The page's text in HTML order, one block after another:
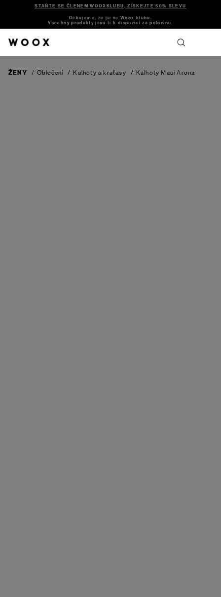
STAŇTE SE ČLENEM WOOXKLUBU, ZÍSKEJTE 50% SLEVU
Děkujeme, že jsi ve Woox klubu.
Všechny produkty jsou ti k dispozici za polovinu.
ŽENY / Oblečení / Kalhoty a kraťasy / Kalhoty MauiArona